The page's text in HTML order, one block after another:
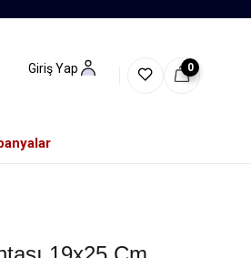
Giriş Yap 0